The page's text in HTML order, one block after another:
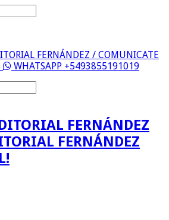
FERNÁNDEZ / COMUNICATE
WHATSAPP +5493855191019
FERNÁNDEZ